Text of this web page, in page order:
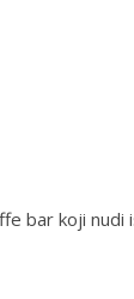
bar koji